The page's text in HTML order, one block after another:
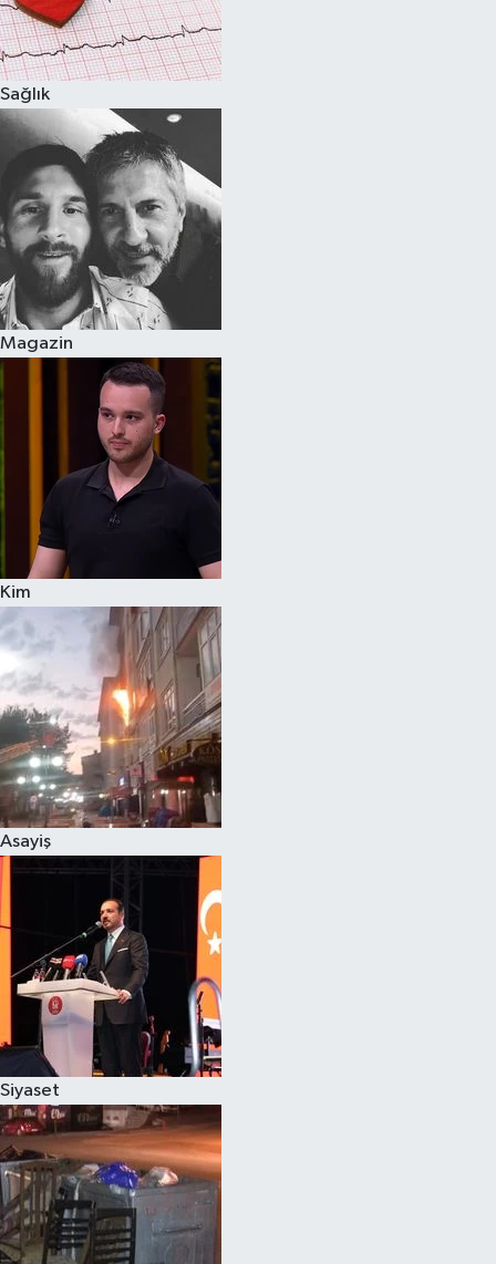
Sağlık
Magazin
Kim
Asayiş
Siyaset
Spor
Çocuk
Eğitim
Hava Durumu
Kadın
Kim kimdir?
Kültür Sanat
Sağlık
Siyaset
Teknoloji
Televizyon
Yaşam-Çevre